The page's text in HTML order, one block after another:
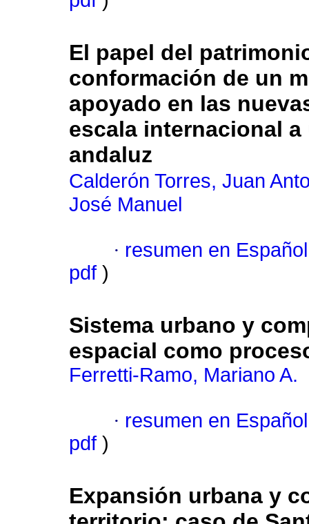
El papel del
conformación de un
apoyado en las
escala internacional
andaluz
Calderón Torres, Juan
José Manuel
· resumen en Español
pdf )
Sistema urbano y
espacial como
Ferretti-Ramo, Mariano A.
· resumen en Español
pdf )
Expansión urbana y